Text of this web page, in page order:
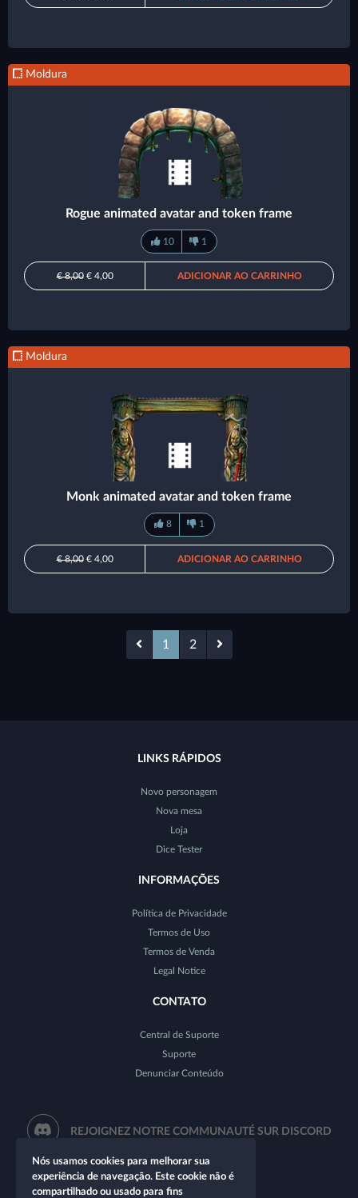
Moldura
Rogue animated avatar and token frame
10 1
€ 8,00€ 4,00 ADICIONAR AO CARRINHO
Moldura
Monk animated avatar and token frame
8 1
€ 8,00€ 4,00 ADICIONAR AO CARRINHO
1 2
LINKS RÁPIDOS
Novo personagem
Nova mesa
Loja
Dice Tester
INFORMAÇÕES
Política de Privacidade
Termos de Uso
Termos de Venda
Legal Notice
CONTATO
Central de Suporte
Suporte
Denunciar Conteúdo
REJOIGNEZ NOTRE COMMUNAUTÉ SUR DISCORD
Nós usamos cookies para melhorar sua
experiência de navegação. Este cookie não é
compartilhado ou usado para fins